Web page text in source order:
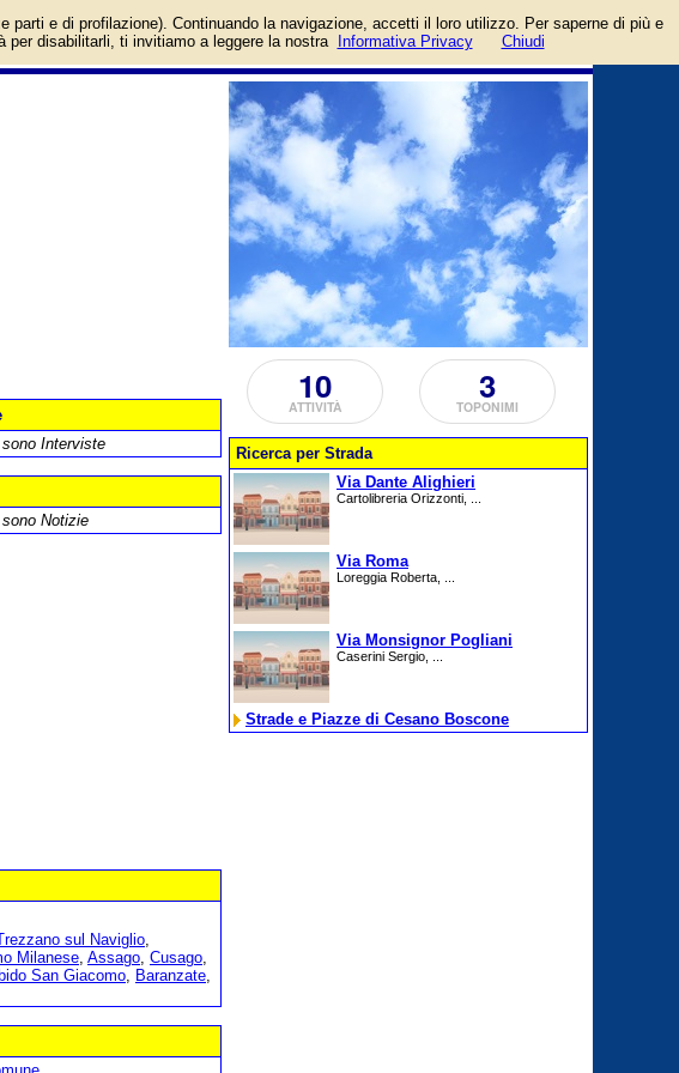
guida
e notizie di negozi, aziende, artigiani e
Interviste
Notizie
sul Naviglio,
Milanese, Assago, Cusago,
San Giacomo, Baranzate,
10
ATTIVITÀ 3
TOPONIMI
Ricerca per Strada
Via Dante Alighieri
Cartolibreria Orizzonti, ...
Via Roma
Loreggia Roberta, ...
Via Monsignor Pogliani
Caserini Sergio, ...
Strade e Piazze di Cesano Boscone
parti e di profilazione). Continuando la navigazione, accetti il loro utilizzo. Per saperne di più e
per disabilitarli, ti invitiamo a leggere la nostra
Informativa Privacy Chiudi